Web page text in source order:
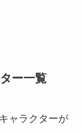
ー一覧
ャラクターが